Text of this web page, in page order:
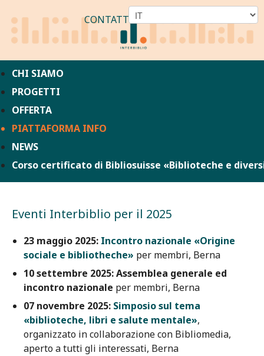
CONTATTO
CHI SIAMO
PROGETTI
OFFERTA
PIATTAFORMA INFO
NEWS
Corso certificato di Bibliosuisse «Biblioteche e
Eventi Interbiblio per il 2025
23 maggio 2025: Incontro nazionale «Origine
sociale e bibliotheche» per membri, Berna
10 settembre 2025:Assemblea generale ed
incontro nazionale per membri, Berna
07 novembre 2025: Simposio sul tema
«biblioteche, libri e salute mentale»,
organizzato in collaborazione con Bibliomedia,
aperto a tutti gli interessati, Berna